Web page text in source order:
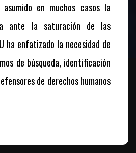
asumido en muchos casos la
ante la saturación de las
ha enfatizado la necesidad de
de búsqueda, identificación
de derechos humanos